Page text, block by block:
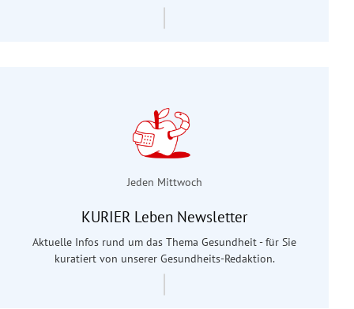
Jeden Mittwoch
KURIER Leben Newsletter
Aktuelle Infos rund um das Thema Gesundheit - für Sie
kuratiert von unserer Gesundheits-Redaktion.